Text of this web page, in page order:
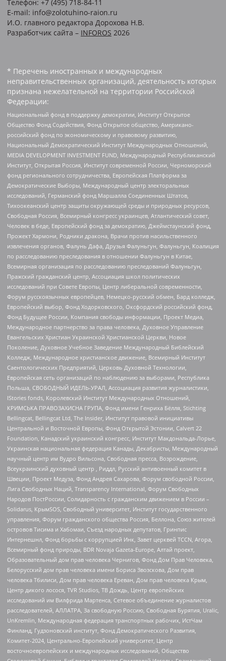
Телефон: +7 (495) 718-84-11
E-mail: info@zolotuhino-raion.ru
И.О. главного редактора Дорохова Н.В.
Разработчик сайта – INFOROS 2026
* Перечень иностранных и международных
неправительственных организаций, деятельность которых
признана нежелательной на территории Российской
Федерации:
Национальный фонд в поддержку демократии, Институт Открытое
Общество Фонд Содействия, Фонд Открытое общество, Американо-
российский фонд по экономическому и правовому развитию,
Национальный Демократический Институт Международных Отношений,
MEDIA DEVELOPMENT INVESTMENT FUND, Международный Республиканский
Институт, Открытая Россия, Институт современной России, Черноморский
фонд регионального сотрудничества, Европейская Платформа за
Демократические Выборы, Международный центр электоральных
исследований, Германский фонд Маршалла Соединенных Штатов,
Тихоокеанский центр защиты окружающей среды и природных ресурсов,
Свободная Россия, Всемирный конгресс украинцев, Атлантический совет,
Человек в беде, Европейский фонд за демократию, Джеймстаунский фонд,
Прожект Хармони, Родники дракона, Врачи против насильственного
извлечения органов, Фалунь Дафа, Друзья Фалуньгун, Фалуньгун, Коалиция
по расследованию преследования в отношении Фалуньгун в Китае,
Всемирная организация по расследованию преследований Фалуньгун,
Пражский гражданский центр, Ассоциация школ политических
исследований при Совете Европы, Центр либеральной современности,
Форум русскоязычных европейцев, Немецко-русский обмен, Бард колледж,
Европейский выбор, Фонд Ходорковского, Оксфордский российский фонд,
Фонд Будущее России, Компания свободы информации, Проект Медиа,
Международное партнерство за права человека, Духовное Управление
Евангельских Христиан Украинской Христианской Церкви, Новое
Поколение, Духовное Учебное Заведение Международный Библейский
Колледж, Международное христианское движение, Всемирный Институт
Саентологических Предприятий, Церковь Духовной Технологии,
Европейская сеть организаций по наблюдению за выборами, Республика
Польша, СВОБОДНЫЙ ИДЕЛЬ-УРАЛ, Ассоциация развития журналистики,
IStories fonds, Королевский Институт Международных Отношений,
КРИМСЬКА ПРАВОЗАХИСНА ГРУПА, Фонд имени Генриха Бёлля, Stichting
Bellingcat, Bellingcat Ltd, The Insider, Институт правовой инициативы
Центральной и Восточной Европы, Фонд Открытой Эстонии, Calvert 22
Foundation, Канадский украинский конгресс, Институт Макдональда-Лорье,
Украинская национальная федерация Канады, Декабристы, Международный
научный центр им Вудро Вильсона, Свободная пресса, Возрождение,
Всеукраинский духовный центр , Риддл, Русский антивоенный комитет в
Швеции, Проект Медуза, Фонд Андрея Сахарова, Форум свободной России,
Лига Свободных Наций, Transparеncy International, Форум Свободных
Народов ПостРоссии, Солидарность с гражданским движением в России –
Solidarus, КрымSOS, Свободный университет, Институт государственного
управления, Форум гражданского общества Россия, Беллона, Союз жителей
островов Тисима и Хабомаи, Съезд народных депутатов, Гринпис
Интернешнл, Фонд борьбы с коррупцией Инк, Завет церквей TCCN, Агора,
Всемирный фонд природы, BDR Novaja Gazeta-Europe, Алтай проект,
Образовательный дом прав человека Чернигов, Фонд Дом Прав Человека,
Белорусский дом прав человека имени Бориса Звозскова, Дом прав
человека Тбилиси, Дом прав человека Ереван, Дом прав человека Крым,
Центр дикого лосося, TVR Studios, ТВ Дождь, Центр европейских
исследований им Вилфрида Мартенса, Сетевое объединение журналистов
расследователей, АЛЛАТРА, За свободную Россию, Свободная Бурятия, Uralic,
UnKremlin, Международная федерация транспортных рабочих, ИстЧам
Финланд, Гудзоновский институт, Фонд Демократического Развития,
Комитет-2024, Центрально-Европейский университет, Центр
восточноевропейских и международных исследований, Общество